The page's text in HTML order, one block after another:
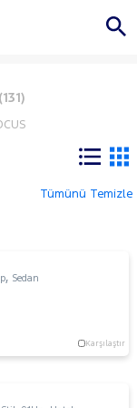
(131)
Tümünü Temizle
, Sedan
Karşılaştır